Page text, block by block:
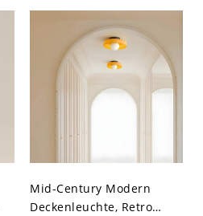
Blütenschirm für
Schlafzimmer - Orange
110V-120V 53,34 cm
Weißlicht
Mid-Century Modern
Deckenleuchte, Retro